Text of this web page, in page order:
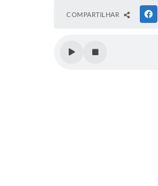
COMPARTILHAR